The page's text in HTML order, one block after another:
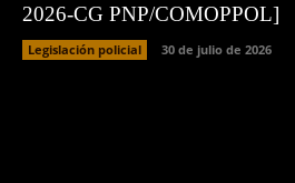
2026-CG PNP/COMOPPOL]
Legislación policial 30 de julio de 2026